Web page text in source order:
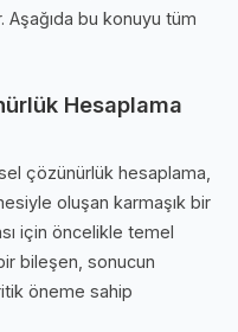
bu konuyu tüm
Hesaplama
çözünürlük hesaplama,
oluşan karmaşık bir
için öncelikle temel
bileşen, sonucun
öneme sahip